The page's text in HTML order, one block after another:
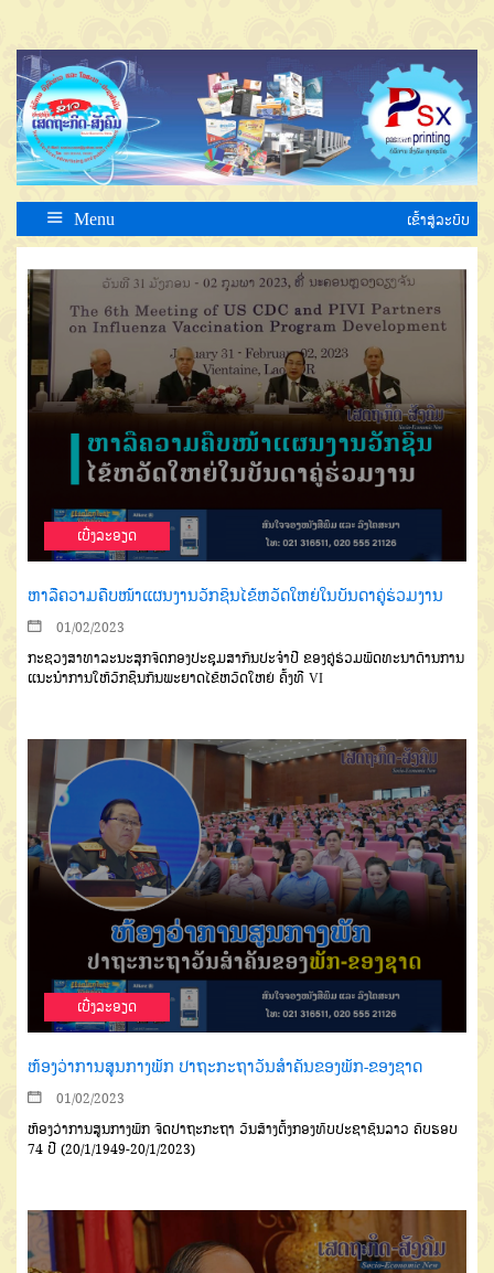
Menu ເຂົ້າສູ່ລະບົບ
ເບີ່ງລະອຽດ
ຫາລືຄວາມຄືບໜ້າແຜນງານວັກຊິນໄຂ້ຫວັດໃຫຍ່ໃນບັນດາຄູ່ຮ່ວມງານ
01/02/2023
ກະຊວງສາທາລະນະສຸກຈັດກອງປະຊຸມສາກົນປະຈຳປີ ຂອງຄູ່ຮ່ວມພັດທະນາດ້ານການ
ແນະນຳການໃຫ້ວັກຊິນກັນພະຍາດໄຂ້ຫວັດໃຫຍ່ ຄັ້ງທີ VI
ເບີ່ງລະອຽດ
ຫ້ອງວ່າການສູນກາງພັກ ປາຖະກະຖາວັນສຳຄັນຂອງພັກ-ຂອງຊາດ
01/02/2023
ຫ້ອງວ່າການສູນກາງພັກ ຈັດປາຖະກະຖາ ວັນສ້າງຕັ້ງກອງທັບປະຊາຊົນລາວ ຄົບຮອບ
74 ປີ (20/1/1949-20/1/2023)